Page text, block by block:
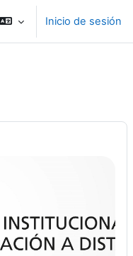
Inicio de sesión